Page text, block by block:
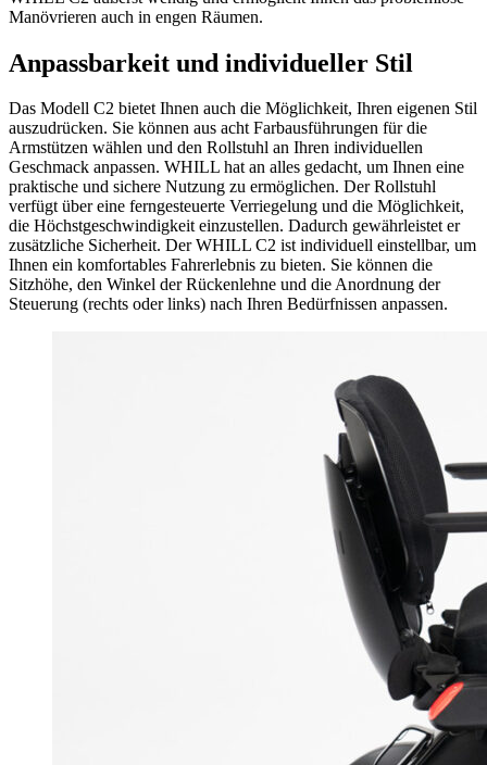
Manövrieren auch in engen Räumen.
Anpassbarkeit und individueller Stil
Das Modell C2 bietet Ihnen auch die Möglichkeit, Ihren eigenen Stil
auszudrücken. Sie können aus acht Farbausführungen für die
Armstützen wählen und den Rollstuhl an Ihren individuellen
Geschmack anpassen. WHILL hat an alles gedacht, um Ihnen eine
praktische und sichere Nutzung zu ermöglichen. Der Rollstuhl
verfügt über eine ferngesteuerte Verriegelung und die Möglichkeit,
die Höchstgeschwindigkeit einzustellen. Dadurch gewährleistet er
zusätzliche Sicherheit. Der WHILL C2 ist individuell einstellbar, um
Ihnen ein komfortables Fahrerlebnis zu bieten. Sie können die
Sitzhöhe, den Winkel der Rückenlehne und die Anordnung der
Steuerung (rechts oder links) nach Ihren Bedürfnissen anpassen.